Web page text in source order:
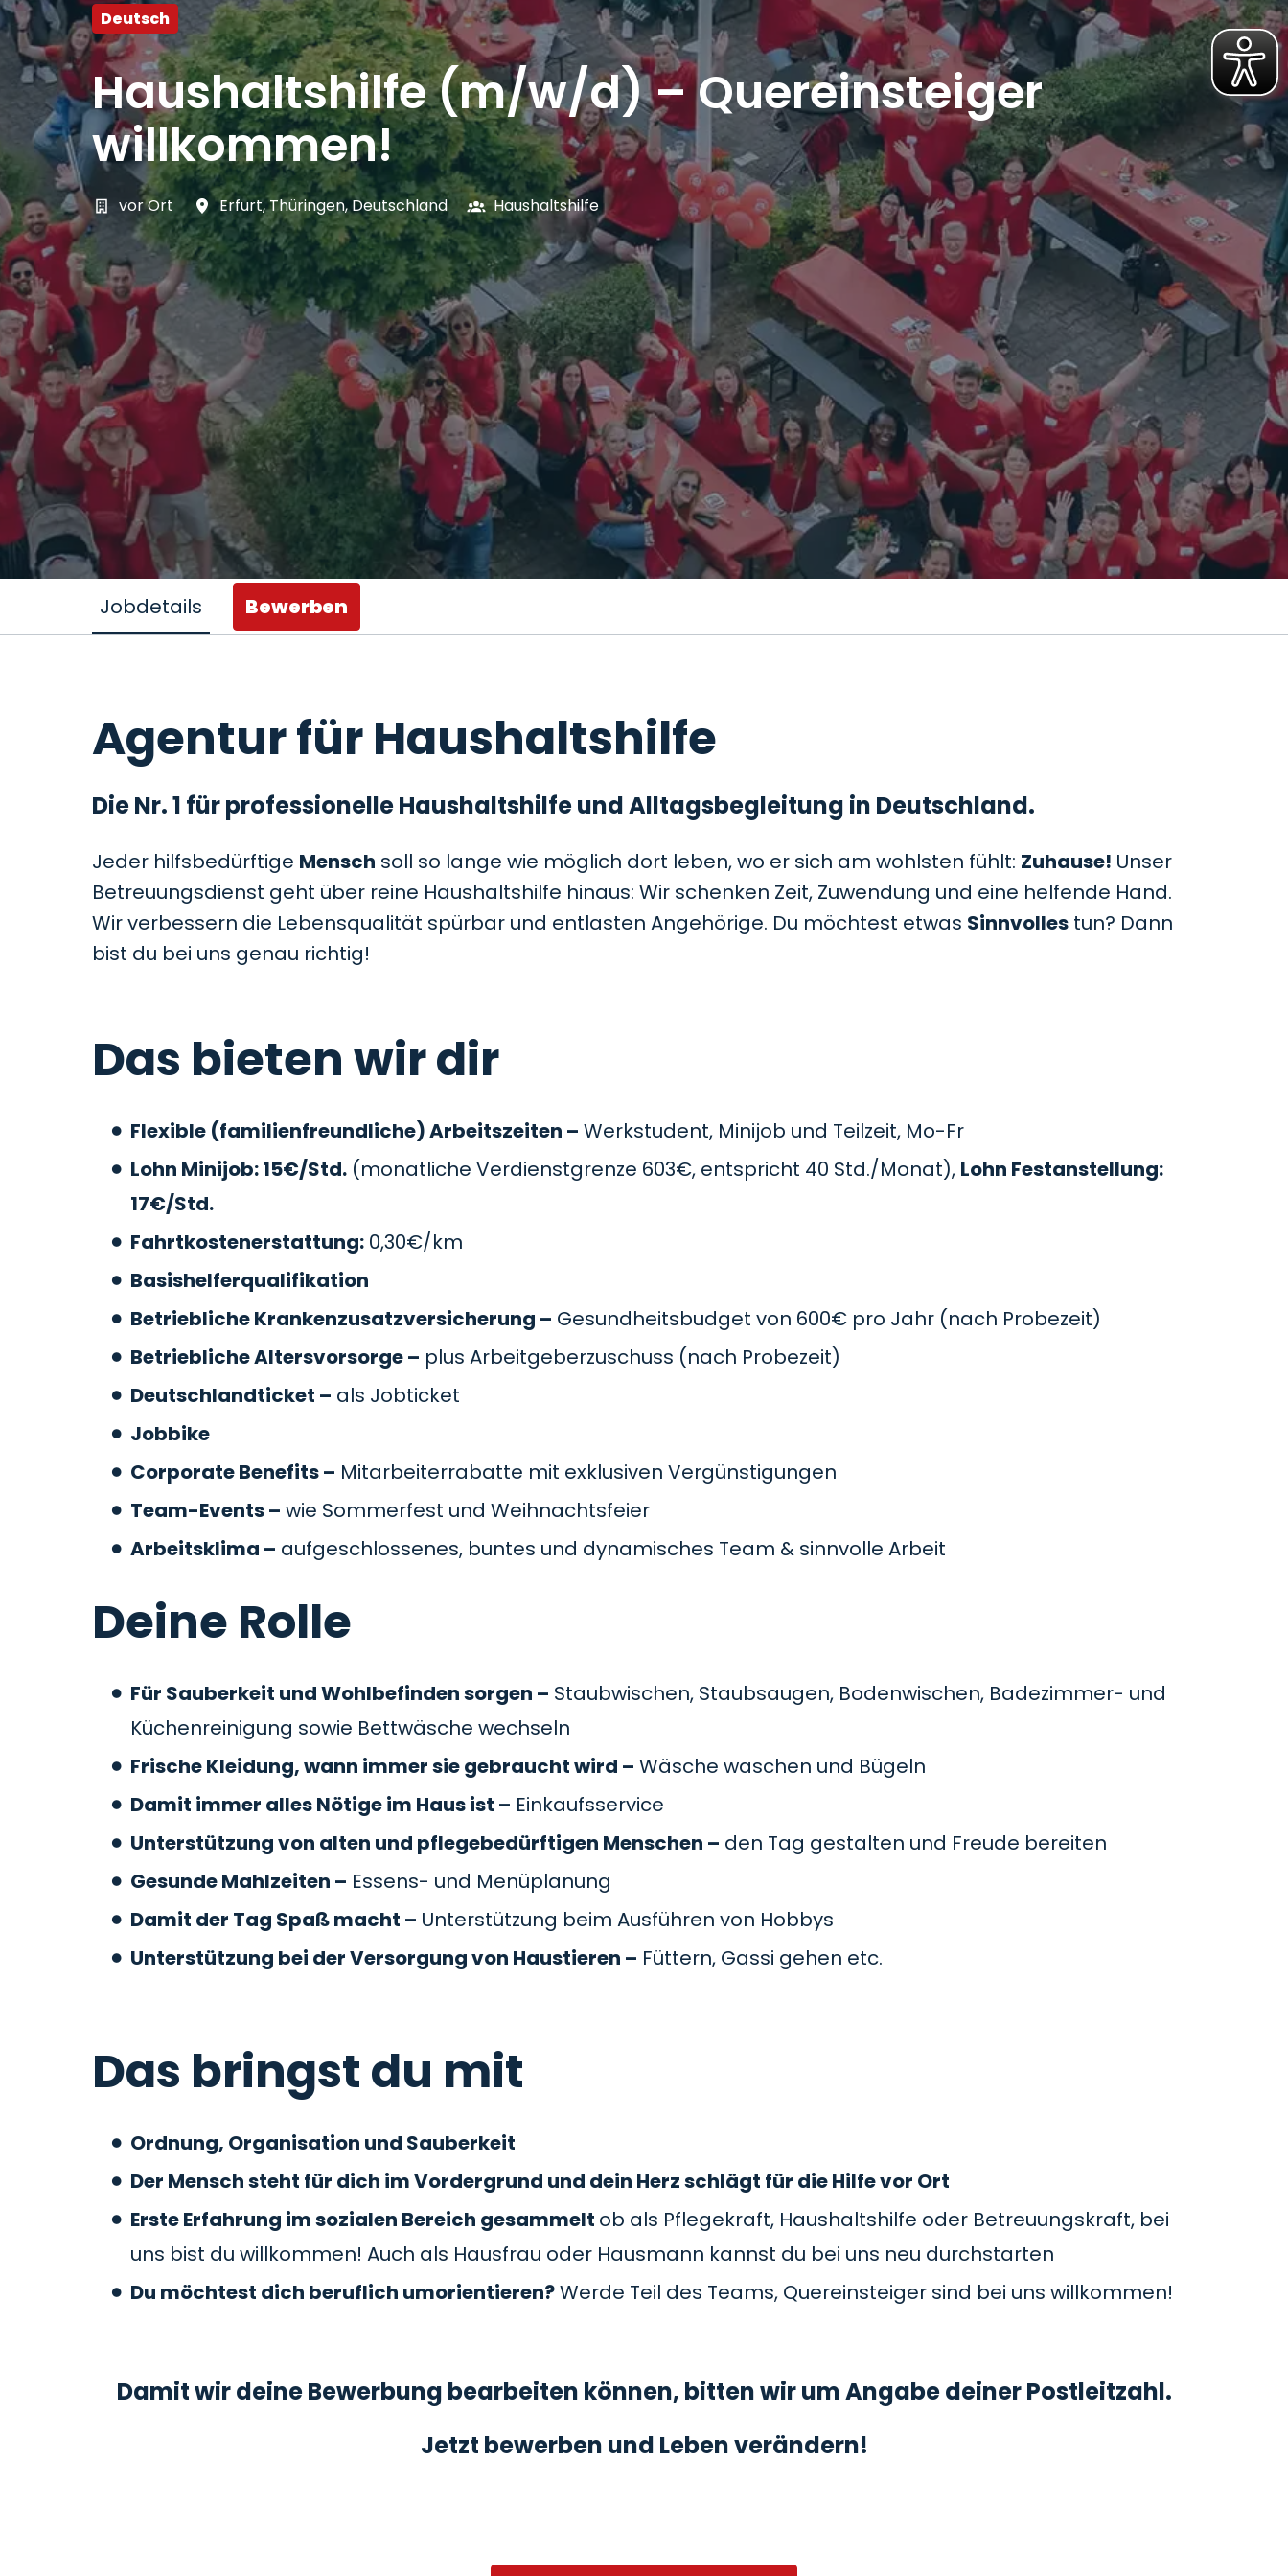
Deutsch
Haushaltshilfe (m/w/d) – Quereinsteiger
willkommen!
vor Ort Erfurt,Thüringen, Deutschland Haushaltshilfe
Jobdetails Bewerben
Agentur für Haushaltshilfe
Die Nr. 1 für professionelle Haushaltshilfe und Alltagsbegleitung in Deutschland.
Jeder hilfsbedürftige Mensch soll so lange wie möglich dort leben, wo er sich am wohlsten fühlt: Zuhause! Unser
Betreuungsdienst geht über reine Haushaltshilfe hinaus: Wir schenken Zeit, Zuwendung und eine helfende Hand.
Wir verbessern die Lebensqualität spürbar und entlasten Angehörige. Du möchtest etwas Sinnvolles tun? Dann
bist du bei uns genau richtig!
Das bieten wir dir
Flexible (familienfreundliche) Arbeitszeiten – Werkstudent, Minijob und Teilzeit, Mo-Fr
Lohn Minijob: 15€/Std. (monatliche Verdienstgrenze 603€, entspricht 40 Std./Monat), Lohn Festanstellung:
17€/Std.
Fahrtkostenerstattung: 0,30€/km
Basishelferqualifikation
Betriebliche Krankenzusatzversicherung – Gesundheitsbudget von 600€ pro Jahr (nach Probezeit)
Betriebliche Altersvorsorge – plus Arbeitgeberzuschuss (nach Probezeit)
Deutschlandticket – als Jobticket
Jobbike
Corporate Benefits – Mitarbeiterrabatte mit exklusiven Vergünstigungen
Team-Events – wie Sommerfest und Weihnachtsfeier
Arbeitsklima – aufgeschlossenes, buntes und dynamisches Team & sinnvolle Arbeit
Deine Rolle
Für Sauberkeit und Wohlbefinden sorgen – Staubwischen, Staubsaugen, Bodenwischen, Badezimmer- und
Küchenreinigung sowie Bettwäsche wechseln
Frische Kleidung, wann immer sie gebraucht wird – Wäsche waschen und Bügeln
Damit immer alles Nötige im Haus ist – Einkaufsservice
Unterstützung von alten und pflegebedürftigen Menschen – den Tag gestalten und Freude bereiten
Gesunde Mahlzeiten – Essens- und Menüplanung
Damit der Tag Spaß macht – Unterstützung beim Ausführen von Hobbys
Unterstützung bei der Versorgung von Haustieren – Füttern, Gassi gehen etc.
Das bringst du mit
Ordnung, Organisation und Sauberkeit
Der Mensch steht für dich im Vordergrund und dein Herz schlägt für die Hilfe vor Ort
Erste Erfahrung im sozialen Bereich gesammelt ob als Pflegekraft, Haushaltshilfe oder Betreuungskraft, bei
uns bist du willkommen! Auch als Hausfrau oder Hausmann kannst du bei uns neu durchstarten
Du möchtest dich beruflich umorientieren?Werde Teil des Teams, Quereinsteiger sind bei uns willkommen!
Damit wir deine Bewerbung bearbeiten können, bitten wir um Angabe deiner Postleitzahl.
Jetzt bewerben und Leben verändern!